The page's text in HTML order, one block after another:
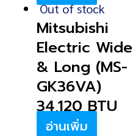
Out of stock
Mitsubishi
Electric Wide
& Long (MS-
GK36VA)
34,120 BTU
อ่านเพิ่ม